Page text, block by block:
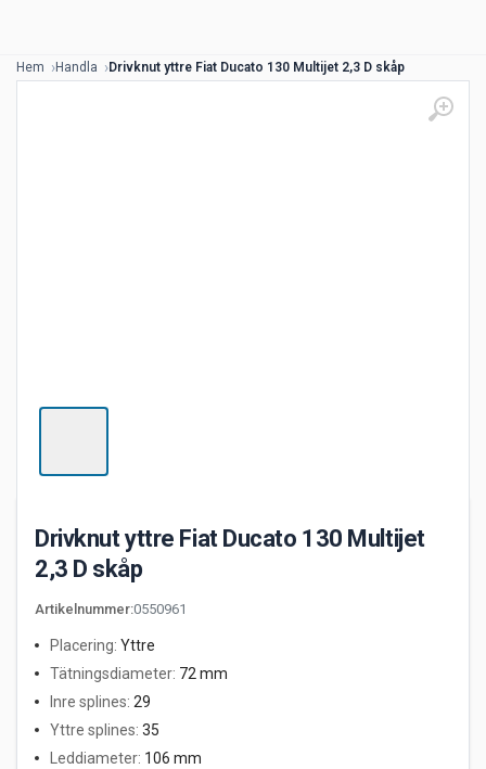
Hem Handla Drivknut yttre Fiat Ducato 130 Multijet 2,3 D skåp
Drivknut yttre Fiat Ducato 130 Multijet
2,3 D skåp
Artikelnummer:0550961
Placering: Yttre
Tätningsdiameter: 72 mm
Inre splines: 29
Yttre splines: 35
Leddiameter: 106 mm